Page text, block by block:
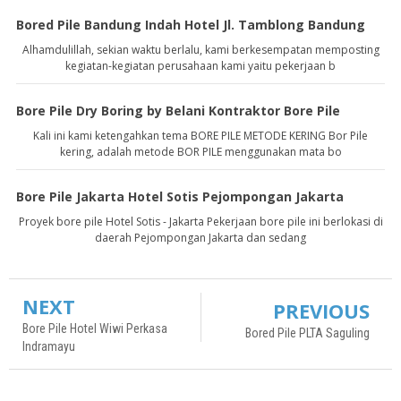
Bored Pile Bandung Indah Hotel Jl. Tamblong Bandung
Alhamdulillah, sekian waktu berlalu, kami berkesempatan memposting
kegiatan-kegiatan perusahaan kami yaitu pekerjaan b
Bore Pile Dry Boring by Belani Kontraktor Bore Pile
Kali ini kami ketengahkan tema BORE PILE METODE KERING Bor Pile
kering, adalah metode BOR PILE menggunakan mata bo
Bore Pile Jakarta Hotel Sotis Pejompongan Jakarta
Proyek bore pile Hotel Sotis - Jakarta Pekerjaan bore pile ini berlokasi di
daerah Pejompongan Jakarta dan sedang
NEXT
Bore Pile Hotel Wiwi Perkasa
Indramayu
PREVIOUS
Bored Pile PLTA Saguling